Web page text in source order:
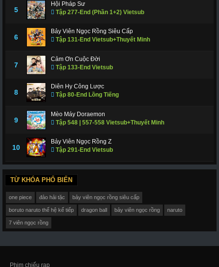
5
Hội Pháp Sư
Tập 277-End (Phần 1+2) Vietsub
6
Bảy Viên Ngọc Rồng Siêu Cấp
Tập 131-End Vietsub+Thuyết Minh
7
Cảm Ơn Cuộc Đời
Tập 133-End Vietsub
8
Diên Hy Công Lược
Tập 80-End Lồng Tiếng
9
Mèo Máy Doraemon
Tập 548 | 557-558 Vietsub+Thuyết Minh
10
Bảy Viên Ngọc Rồng Z
Tập 291-End Vietsub
TỪ KHÓA PHỔ BIẾN
one piece đảo hải tặc bảy viên ngọc rồng siêu cấp
boruto naruto thế hệ kế tiếp dragon ball bảy viên ngọc rồng naruto
7 viên ngọc rồng
Phim chiếu rạp